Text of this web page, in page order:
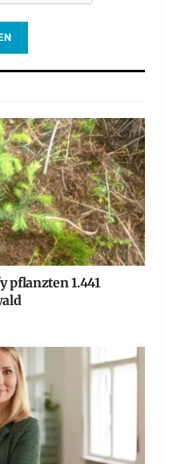
pflanzten 1.441